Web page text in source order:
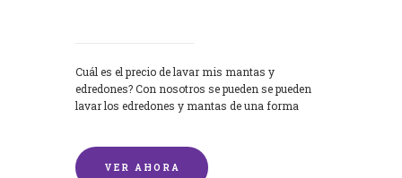
Cuál es el precio de lavar mis mantas y
edredones? Con nosotros se pueden se pueden
lavar los edredones y mantas de una forma
VER AHORA